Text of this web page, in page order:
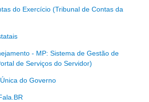
do Exercício (Tribunal de Contas da
- MP: Sistema de Gestão de
de Serviços do Servidor)
do Governo